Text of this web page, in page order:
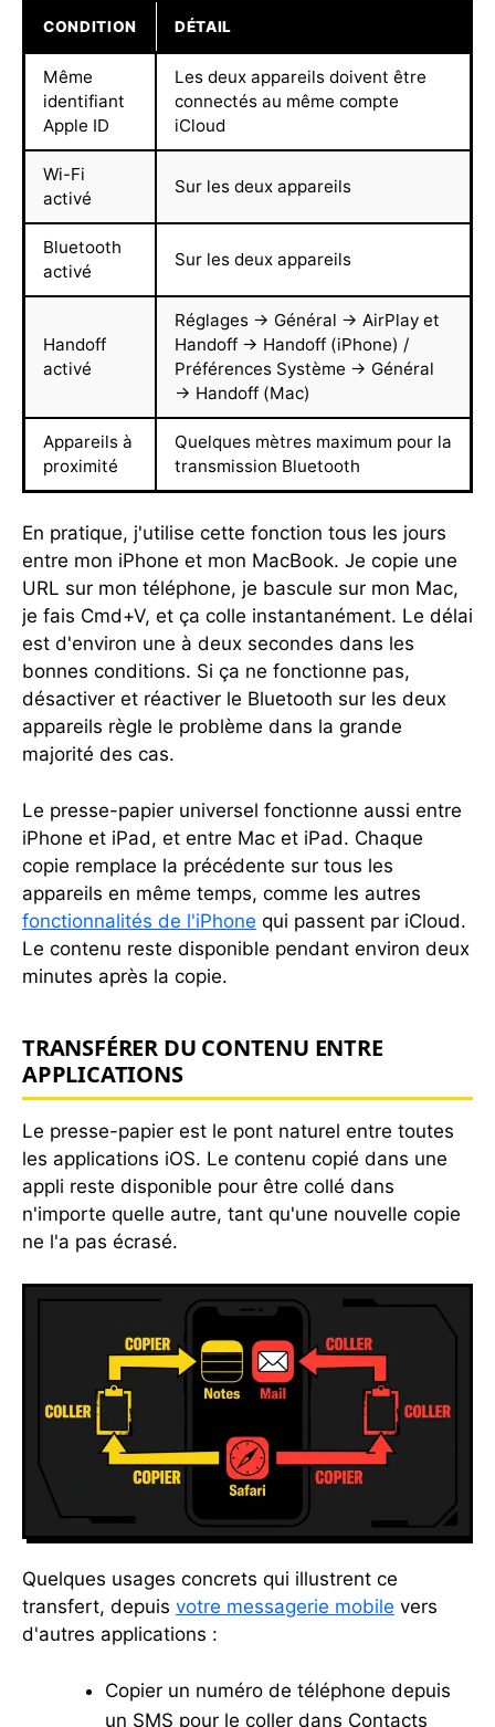
CONDITION DÉTAIL
Même
identifiant
Apple ID
Les deux appareils doivent être
connectés au même compte
iCloud
Wi-Fi
activé
Sur les deux appareils
Bluetooth
activé
Sur les deux appareils
Handoff
activé
Réglages → Général → AirPlay et
Handoff → Handoff (iPhone) /
Préférences Système → Général
→ Handoff (Mac)
Appareils à
proximité
Quelques mètres maximum pour la
transmission Bluetooth
En pratique, j'utilise cette fonction tous les jours
entre mon iPhone et mon MacBook. Je copie une
URL sur mon téléphone, je bascule sur mon Mac,
je fais Cmd+V, et ça colle instantanément. Le délai
est d'environ une à deux secondes dans les
bonnes conditions. Si ça ne fonctionne pas,
désactiver et réactiver le Bluetooth sur les deux
appareils règle le problème dans la grande
majorité des cas.
Le presse-papier universel fonctionne aussi entre
iPhone et iPad, et entre Mac et iPad. Chaque
copie remplace la précédente sur tous les
appareils en même temps, comme les autres
fonctionnalités de l'iPhone qui passent par iCloud.
Le contenu reste disponible pendant environ deux
minutes après la copie.
TRANSFÉRER DU CONTENU ENTRE
APPLICATIONS
Le presse-papier est le pont naturel entre toutes
les applications iOS. Le contenu copié dans une
appli reste disponible pour être collé dans
n'importe quelle autre, tant qu'une nouvelle copie
ne l'a pas écrasé.
Quelques usages concrets qui illustrent ce
transfert, depuis votre messagerie mobile vers
d'autres applications :
Copier un numéro de téléphone depuis
un SMS pour le coller dans Contacts